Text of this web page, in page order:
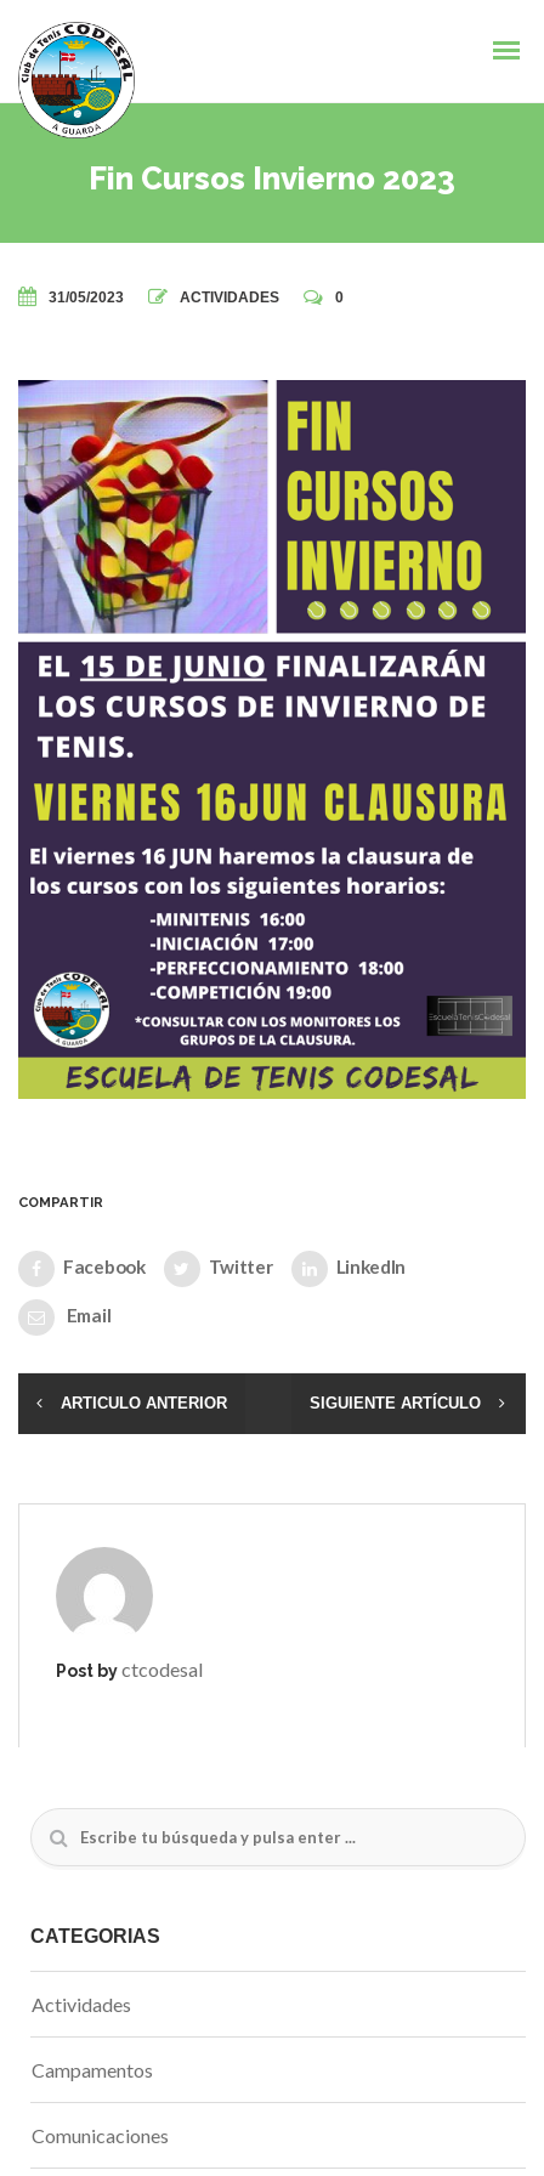
Fin Cursos Invierno 2023
31/05/2023 ACTIVIDADES 0
COMPARTIR
Facebook Twitter LinkedIn
Email
ARTICULO ANTERIOR SIGUIENTE ARTÍCULO
Post byctcodesal
CATEGORÍAS
Actividades
Campamentos
Comunicaciones